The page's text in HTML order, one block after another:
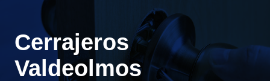
Cerrajeros
Valdeolmos